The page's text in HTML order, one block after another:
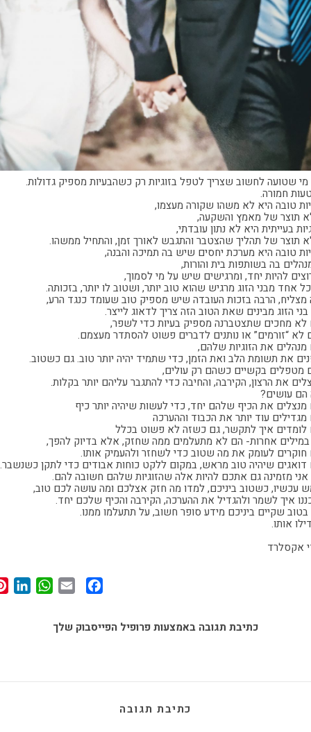
שטועה לחשוב שצריך לטפל בזוגיות רק כשהבעיות מספיק גדולות.
חמורה.
טובה היא לא משהו שקורה מעצמו,
תוצר של מאמץ והשקעה,
בעייתית היא לא נתון עובדתי,
תוצר של תהליך שהצטבר והתגבש לאורך זמן, והתחיל ממשהו.
טובה היא מערכת יחסים שיש בה תמיכה והבנה,
בה בשותפות בית והורות,
להיות יחד, ומרגישים שיש על מי לסמוך,
אחד מבני הזוג מרגיש שהוא טוב יותר, ושטוב לו יותר, בזכותה.
מצליח, הרבה בזכות העובדה שיש מספיק טוב שעומד כנגד הרע,
בני הזוג מבינים שאת הטוב הזה צריך לדאוג לייצר.
לא מחכים שתצטברנה מספיק בעיות כדי לשפר,
לא “זורמים” או נותנים לדברים פשוט להסתדר מעצמם.
את הזוגיות שלהם,
את תשומת הלב ואת הזמן, כדי שתמיד יהיה יותר טוב. גם כשטוב.
מטפלים בקשיים כשהם רק עולים,
את הרצון, הקירבה, והחיבה כדי להתגבר עליהם יותר בקלות.
הם עושים?
את הכיף שלהם יחד, כדי לעשות שיהיה יותר כיף
עוד יותר את הכבוד וההערכה
לומדים איך לתקשר, גם כשזה לא פשוט בכלל
במילים אחרות- הם לא מתעלמים ממה שחזק, אלא בדיוק להפך,
לעומק את מה שטוב כדי לשחזר ולהעמיק אותו.
שיהיה טוב מראש, במקום ללקט כוחות אבודים כדי לתקן כשנשבר.
מזמינה גם אתכם להיות אלה שהזוגיות שלהם חשובה להם.
עכשיו, כשטוב ביניכם, למדו מה חזק אצלכם ומה עושה לכם טוב,
איך לשמר ולהגדיל את ההערכה, הקירבה והכיף שלכם יחד.
שקיים ביניכם מידע סופר חשוב, על תתעלמו ממנו.
אותו.
אקסלרד
Email
כתיבת תגובה באמצעות פרופיל הפייסבוק שלך
כתיבת תגובה